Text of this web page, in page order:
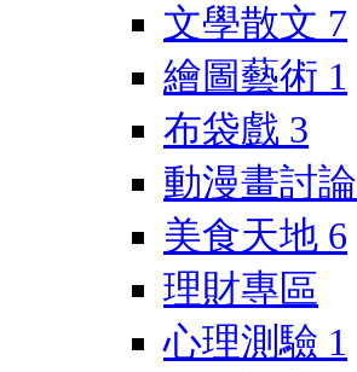
文學散文 7
繪圖藝術 1
布袋戲 3
動漫畫討論
美食天地 6
理財專區
心理測驗 1